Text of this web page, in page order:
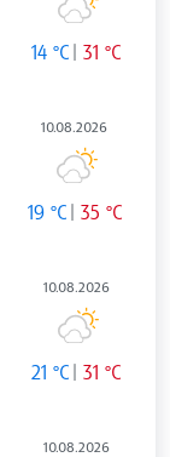
14 °C 31 °C
10.08.2026
19 °C 35 °C
10.08.2026
21 °C 31 °C
10.08.2026